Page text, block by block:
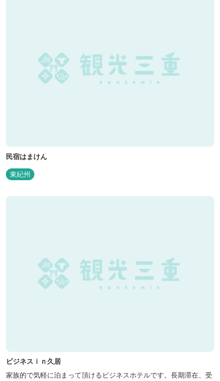
民宿はまけん
東紀州
ビジネスｉｎ久居
家族的で気軽に泊まって頂けるビジネスホテルです。長期滞在、受